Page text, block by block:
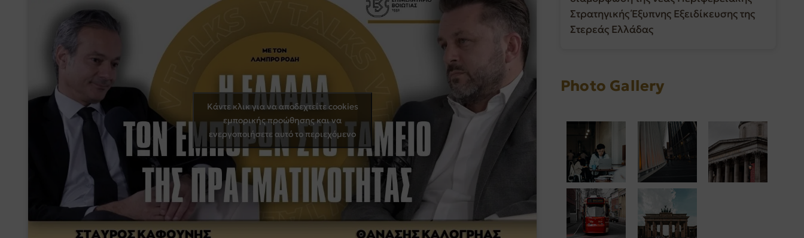
Κάντε κλικ για να αποδεχτείτε cookies
εμπορικής προώθησης και να
ενεργοποιήσετε αυτό το περιεχόμενο
Στρατηγικής Έξυπνης Εξειδίκευσης της
Στερεάς Ελλάδας
Photo Gallery